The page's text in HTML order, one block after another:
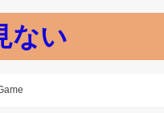
ない